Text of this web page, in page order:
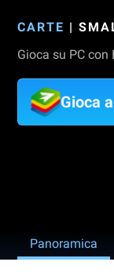
CARTE |
Gioca su PC
Gioca
Panoramica